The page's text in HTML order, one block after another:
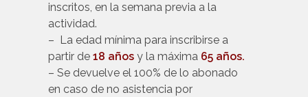
inscritos, en la semana previa a la
actividad.
– La edad mínima para inscribirse a
partir de 18 años y la máxima 65 años.
– Se devuelve el 100% de lo abonado
en caso de no asistencia por